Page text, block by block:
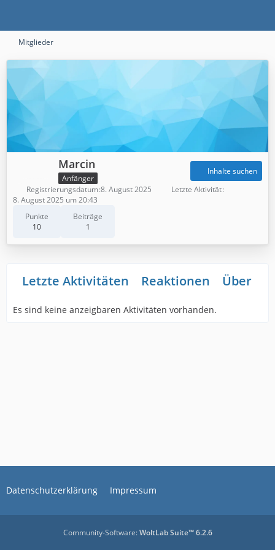
Mitglieder
Marcin
Anfänger
Punkte
10
Beiträge
1
Inhalte suchen
Registrierungsdatum 8. August 2025
Letzte Aktivität
8. August 2025 um 20:43
Letzte Aktivitäten Reaktionen Über
Es sind keine anzeigbaren Aktivitäten vorhanden.
Datenschutzerklärung Impressum
Community-Software:WoltLab Suite™ 6.2.6